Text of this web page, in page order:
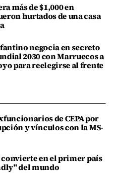
más de $1,000 en
hurtados de una casa
negocia en secreto
2030 con Marruecos a
para reelegirse al frente
de CEPA por
y vínculos con la MS-
convierte en el primer país
del mundo